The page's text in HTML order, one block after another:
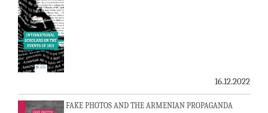
16.12.2022
FAKE PHOTOS AND THE ARMENIAN PROPAGANDA